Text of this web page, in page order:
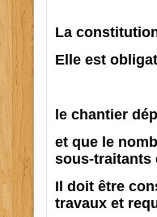
La
Elle est
le chantier
et que le
sous-traitants
Il doit être
travaux et